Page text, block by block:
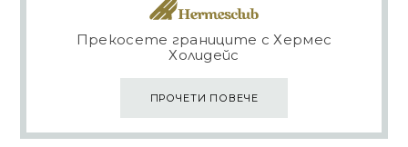
Прекосете границите с Хермес
Холидейс
ПРОЧЕТИ ПОВЕЧЕ